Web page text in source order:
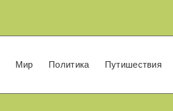
Мир Политика Путишествия